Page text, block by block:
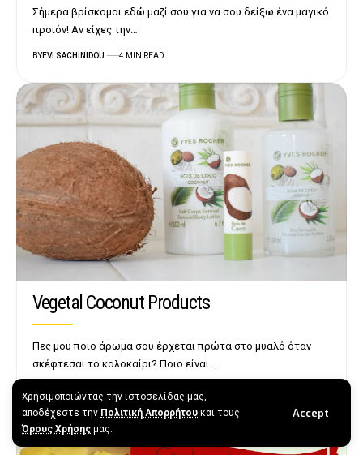
Χρησιμοποιώντας την ιστοσελίδας μας,
αποδέχεστε την Πολιτική Απορρήτου και τους
Όρους Χρήσης μας.
Accept
Σήμερα βρίσκομαι εδώ μαζί σου για να σου δείξω ένα μαγικό
προιόν! Αν είχες την…
BYEVI SACHINIDOU 4 MIN READ
Vegetal Coconut Products
Πες μου ποιο άρωμα σου έρχεται πρώτα στο μυαλό όταν
σκέφτεσαι το καλοκαίρι? Ποιο είναι…
EVI SACHINIDOU